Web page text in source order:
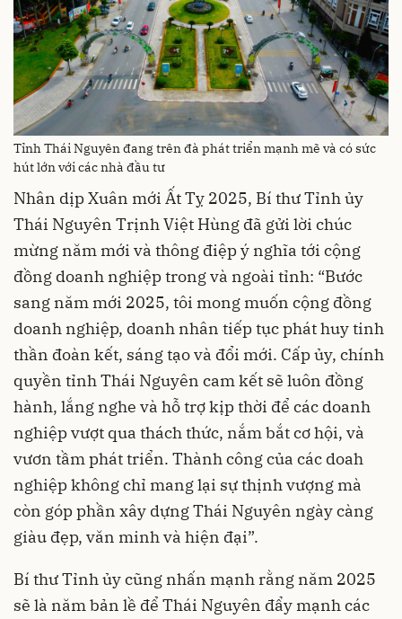
Tỉnh Thái Nguyên đang trên đà phát triển mạnh mẽ và có sức
hút lớn với các nhà đầu tư
Nhân dịp Xuân mới Ất Tỵ 2025, Bí thư Tỉnh ủy
Thái Nguyên Trịnh Việt Hùng đã gửi lời chúc
mừng năm mới và thông điệp ý nghĩa tới cộng
đồng doanh nghiệp trong và ngoài tỉnh: “Bước
sang năm mới 2025, tôi mong muốn cộng đồng
doanh nghiệp, doanh nhân tiếp tục phát huy tinh
thần đoàn kết, sáng tạo và đổi mới. Cấp ủy, chính
quyền tỉnh Thái Nguyên cam kết sẽ luôn đồng
hành, lắng nghe và hỗ trợ kịp thời để các doanh
nghiệp vượt qua thách thức, nắm bắt cơ hội, và
vươn tầm phát triển. Thành công của các doah
nghiệp không chỉ mang lại sự thịnh vượng mà
còn góp phần xây dựng Thái Nguyên ngày càng
giàu đẹp, văn minh và hiện đại”.
Bí thư Tỉnh ủy cũng nhấn mạnh rằng năm 2025
sẽ là năm bản lề để Thái Nguyên đẩy mạnh các